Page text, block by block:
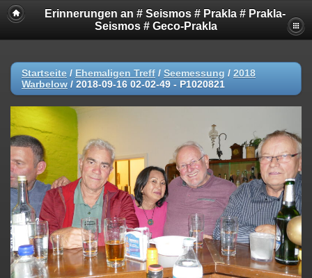
Erinnerungen an # Seismos # Prakla # Prakla-
Seismos # Geco-Prakla
Startseite / Ehemaligen Treff / Seemessung / 2018
Warbelow / 2018-09-16 02-02-49 - P1020821